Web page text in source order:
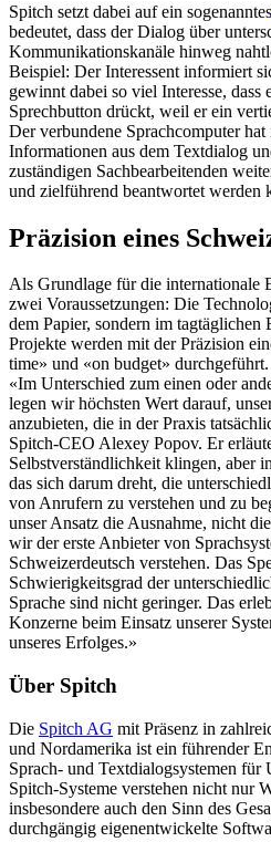
Spitch setzt dabei auf ein sogenanntes
bedeutet, dass der Dialog über
Kommunikationskanäle hinweg
Beispiel: Der Interessent informiert
gewinnt dabei so viel Interesse,
Sprechbutton drückt, weil er ein
Der verbundene Sprachcomputer
Informationen aus dem Textdialog
zuständigen Sachbearbeitenden
und zielführend beantwortet werden
Präzision eines
Als Grundlage für die internationale
zwei Voraussetzungen: Die
dem Papier, sondern im
Projekte werden mit der Präzision
time» und «on budget» durchgeführt.
«Im Unterschied zum einen oder
legen wir höchsten Wert darauf,
anzubieten, die in der Praxis
Spitch-CEO Alexey Popov. Er
Selbstverständlichkeit klingen, aber
das sich darum dreht, die
von Anrufern zu verstehen und zu
unser Ansatz die Ausnahme, nicht
wir der erste Anbieter von
Schweizerdeutsch verstehen. Das
Schwierigkeitsgrad der
Sprache sind nicht geringer. Das
Konzerne beim Einsatz unserer
unseres Erfolges.»
Über Spitch
Die Spitch AG mit Präsenz in
und Nordamerika ist ein führender
Sprach- und Textdialogsystemen für
Spitch-Systeme verstehen nicht nur
insbesondere auch den Sinn des
durchgängig eigenentwickelte